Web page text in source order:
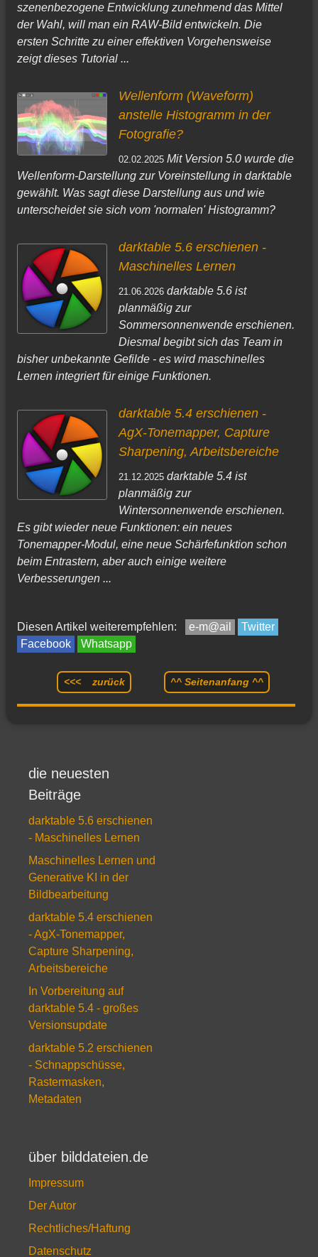
szenenbezogene Entwicklung zunehmend das Mittel
der Wahl, will man ein RAW-Bild entwickeln. Die
ersten Schritte zu einer effektiven Vorgehensweise
zeigt dieses Tutorial ...
Wellenform (Waveform)
anstelle Histogramm in der
Fotografie?
02.02.2025 Mit Version 5.0 wurde die
Wellenform-Darstellung zur Voreinstellung in darktable
gewählt. Was sagt diese Darstellung aus und wie
unterscheidet sie sich vom 'normalen' Histogramm?
darktable 5.6 erschienen -
Maschinelles Lernen
21.06.2026 darktable 5.6 ist
planmäßig zur
Sommersonnenwende erschienen.
Diesmal begibt sich das Team in
bisher unbekannte Gefilde - es wird maschinelles
Lernen integriert für einige Funktionen.
darktable 5.4 erschienen -
AgX-Tonemapper, Capture
Sharpening, Arbeitsbereiche
21.12.2025 darktable 5.4 ist
planmäßig zur
Wintersonnenwende erschienen.
Es gibt wieder neue Funktionen: ein neues
Tonemapper-Modul, eine neue Schärfefunktion schon
beim Entrastern, aber auch einige weitere
Verbesserungen ...
Diesen Artikel weiterempfehlen: e-m@ail
Twitter
Facebook
Whatsapp
<<< zurück ^^ Seitenanfang ^^
die neuesten
Beiträge
darktable 5.6 erschienen
- Maschinelles Lernen
Maschinelles Lernen und
Generative KI in der
Bildbearbeitung
darktable 5.4 erschienen
- AgX-Tonemapper,
Capture Sharpening,
Arbeitsbereiche
In Vorbereitung auf
darktable 5.4 - großes
Versionsupdate
darktable 5.2 erschienen
- Schnappschüsse,
Rastermasken,
Metadaten
über bilddateien.de
Impressum
Der Autor
Rechtliches/Haftung
Datenschutz